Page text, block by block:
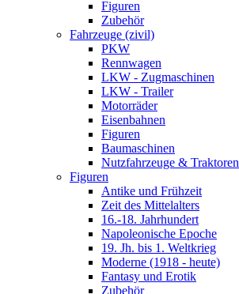
Figuren
Zubehör
Fahrzeuge (zivil)
PKW
Rennwagen
LKW - Zugmaschinen
LKW - Trailer
Motorräder
Eisenbahnen
Figuren
Baumaschinen
Nutzfahrzeuge & Traktoren
Figuren
Antike und Frühzeit
Zeit des Mittelalters
16.-18. Jahrhundert
Napoleonische Epoche
19. Jh. bis 1. Weltkrieg
Moderne (1918 - heute)
Fantasy und Erotik
Zubehör